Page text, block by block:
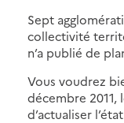
Sept
collectivité
n’a publié de
Vous voudrez
décembre
d’actualiser